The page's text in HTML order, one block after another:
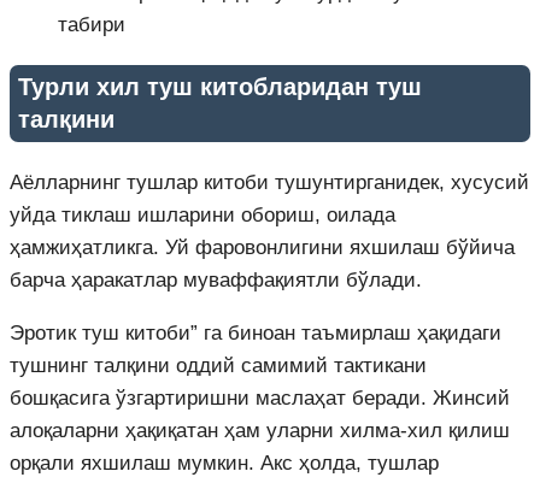
Турли хил туш китобларидан туш
талқини
Аёлларнинг тушлар китоби тушунтирганидек, хусусий
уйда тиклаш ишларини обориш, оилада
ҳамжиҳатликга. Уй фаровонлигини яхшилаш бўйича
барча ҳаракатлар муваффақиятли бўлади.
Эротик туш китоби” га биноан таъмирлаш ҳақидаги
тушнинг талқини оддий самимий тактикани
бошқасига ўзгартиришни маслаҳат беради. Жинсий
алоқаларни ҳақиқатан ҳам уларни хилма-хил қилиш
орқали яхшилаш мумкин. Акс ҳолда, тушлар